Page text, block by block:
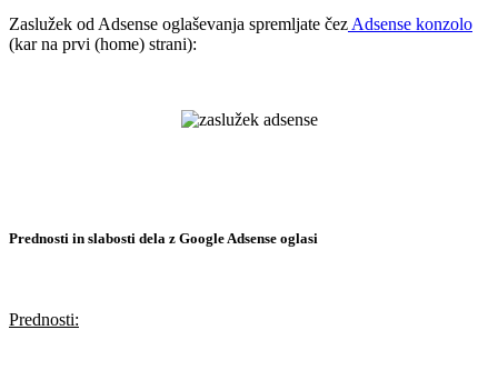
Zaslužek od Adsense oglaševanja spremljate čez Adsense konzolo
(kar na prvi (home) strani):
Prednosti in slabosti dela z Google Adsense oglasi
Prednosti: